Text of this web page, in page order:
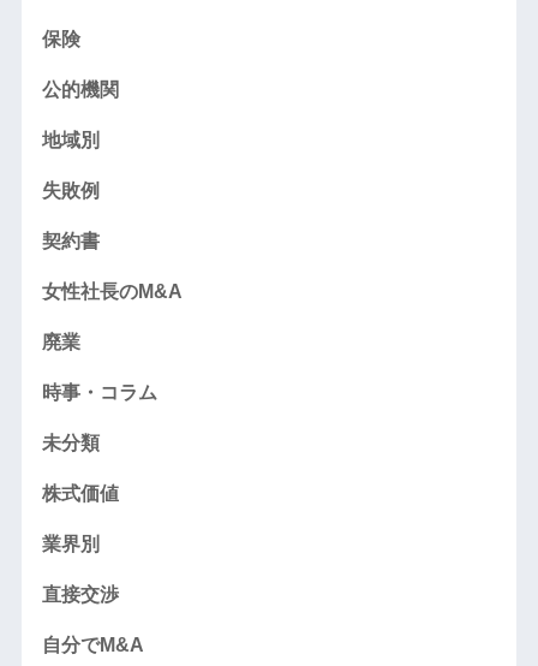
保険
公的機関
地域別
失敗例
契約書
女性社長のM&A
廃業
時事・コラム
未分類
株式価値
業界別
直接交渉
自分でM&A